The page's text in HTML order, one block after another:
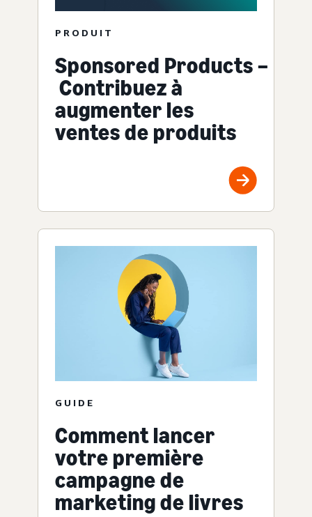
PRODUIT
Sponsored Products –
Contribuez à
augmenter les
ventes de produits
GUIDE
Comment lancer
votre première
campagne de
marketing de livres